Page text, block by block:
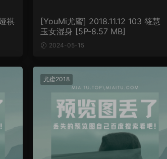
祺
[YouMi尤蜜] 2018.11.12 103 筱慧
玉女湿身 [5P-8.57 MB]
2024-05-15
尤蜜2018